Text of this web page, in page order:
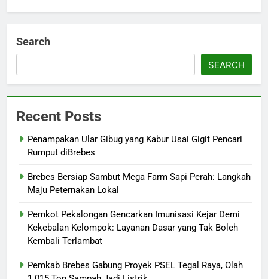
Search
SEARCH
Recent Posts
Penampakan Ular Gibug yang Kabur Usai Gigit Pencari
Rumput diBrebes
Brebes Bersiap Sambut Mega Farm Sapi Perah: Langkah
Maju Peternakan Lokal
Pemkot Pekalongan Gencarkan Imunisasi Kejar Demi
Kekebalan Kelompok: Layanan Dasar yang Tak Boleh
Kembali Terlambat
Pemkab Brebes Gabung Proyek PSEL Tegal Raya, Olah